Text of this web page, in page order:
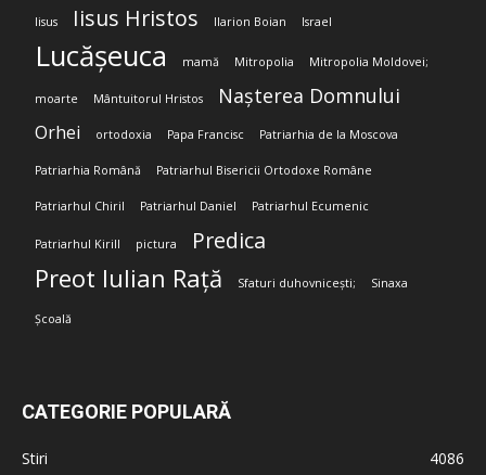
Iisus Iisus Hristos Ilarion Boian Israel
Lucășeuca mamă Mitropolia Mitropolia Moldovei;
moarte Mântuitorul Hristos Nașterea Domnului
Orhei ortodoxia Papa Francisc Patriarhia de la Moscova
Patriarhia Română Patriarhul Bisericii Ortodoxe Române
Patriarhul Chiril Patriarhul Daniel Patriarhul Ecumenic
Patriarhul Kirill pictura Predica
Preot Iulian Rață Sfaturi duhovnicești; Sinaxa
Școală
CATEGORIE POPULARĂ
Stiri
4086